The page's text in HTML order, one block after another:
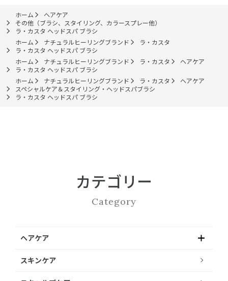
ホーム
ヘアケア
その他（ブラシ、スタイリング、カラースプレー他）
ラ・カスタ ヘッドスパ ブラシ
ホーム
ナチュラルヒーリングブランド
ラ・カスタ
ラ・カスタ ヘッドスパ ブラシ
ホーム
ナチュラルヒーリングブランド ラ・カスタ
ヘアケア
ラ・カスタ ヘッドスパ ブラシ
ホーム
ナチュラルヒーリングブランド ラ・カスタ
ヘアケア
スペシャルケア＆スタイリング・ヘッドスパブラシ
ラ・カスタ ヘッドスパ ブラシ
カテゴリー
Category
ヘアケア
スキンケア